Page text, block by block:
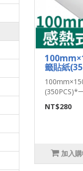
籤貼紙
(350PCS)*
NT$280
加入